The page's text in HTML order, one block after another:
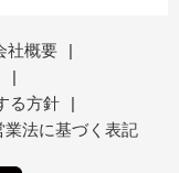
社概要
|
|
る方針
|
業法に基づく表記